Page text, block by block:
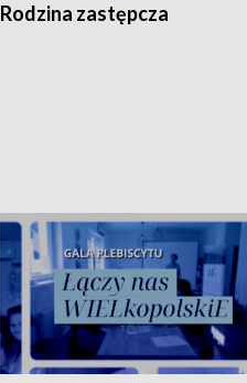
Rodzina zastępcza